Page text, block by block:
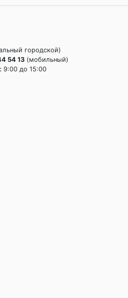
городской)
54 13 (мобильный)
9:00 до 15:00